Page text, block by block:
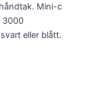
Mini-c
3000
eller blått.